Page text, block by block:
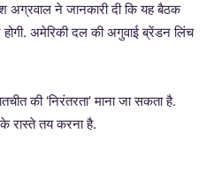
अग्रवाल ने जानकारी दी कि यह बैठक
होगी. अमेरिकी दल की अगुवाई ब्रेंडन लिंच
की ‘निरंतरता’ माना जा सकता है.
रास्ते तय करना है.